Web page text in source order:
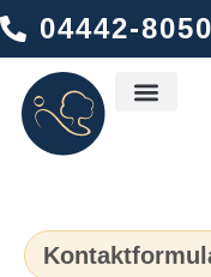
04442-8050